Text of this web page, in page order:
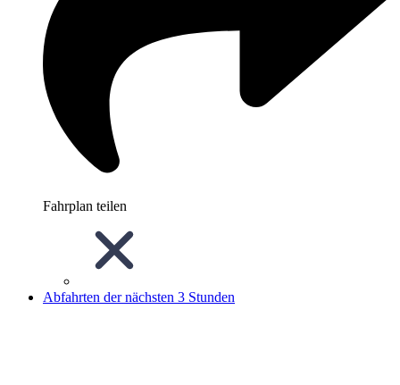
Fahrplan teilen
Abfahrten der nächsten 3 Stunden